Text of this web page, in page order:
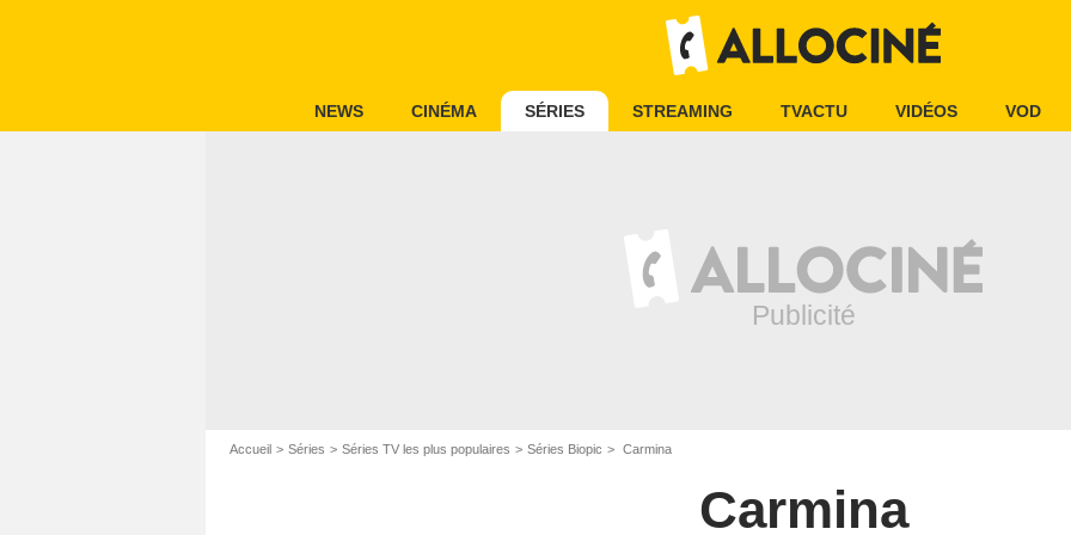
NEWS CINÉMA SÉRIES STREAMING TVACTU VIDÉOS VOD
Accueil Séries Séries TV les plus populaires Séries Biopic Carmina
Carmina